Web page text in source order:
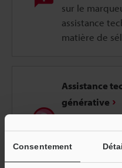
Consentement
sur le
assistance
matière de
Assistance
générative
générative.